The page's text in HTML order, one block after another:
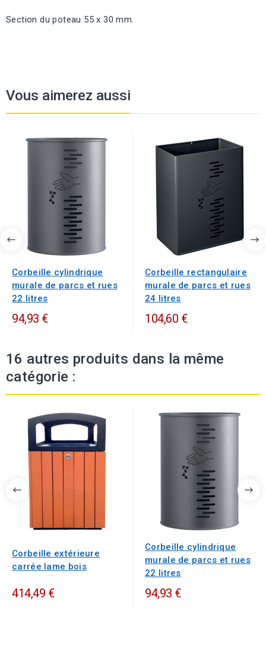
Section du poteau 55 x 30 mm.
Vous aimerez aussi
Corbeille cylindrique
murale de parcs et rues
22 litres
94,93 €
Corbeille rectangulaire
murale de parcs et rues
24 litres
104,60 €
16 autres produits dans la même
catégorie :
Corbeille extérieure
carrée lame bois
414,49 €
Corbeille cylindrique
murale de parcs et rues
22 litres
94,93 €